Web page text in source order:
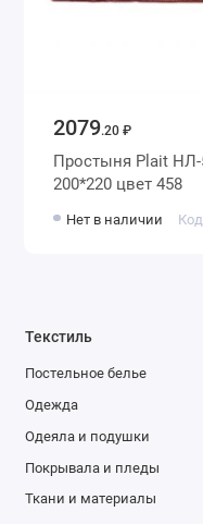
2079.20 ₽
Простыня Plait НЛ-
200*220 цвет 458
Нет в наличии
Текстиль
Постельное белье
Одежда
Одеяла и подушки
Покрывала и пледы
Ткани и материалы